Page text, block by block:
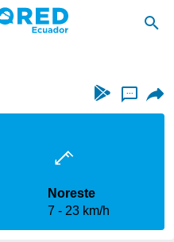
...
Noreste
7
23 km/h